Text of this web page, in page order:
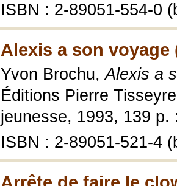
ISBN : 2-89051-554-0
Alexis a son voyage
Yvon Brochu,Alexis a
Éditions Pierre
jeunesse, 1993, 139 p.
ISBN : 2-89051-521-4